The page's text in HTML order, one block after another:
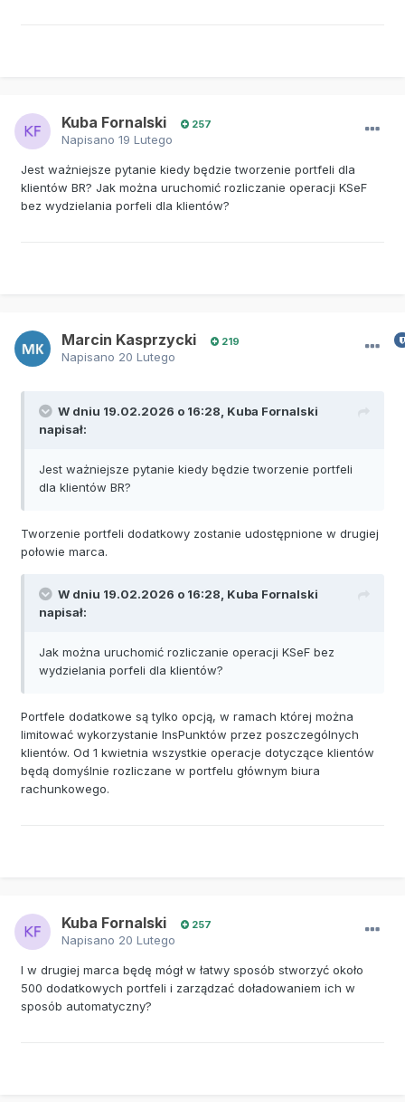
Kuba Fornalski 257
Napisano 19 Lutego
Jest ważniejsze pytanie kiedy będzie tworzenie portfeli dla
klientów BR? Jak można uruchomić rozliczanie operacji KSeF
bez wydzielania porfeli dla klientów?
Marcin Kasprzycki 219
Napisano 20 Lutego
W dniu 19.02.2026 o 16:28, Kuba Fornalski
napisał:
Jest ważniejsze pytanie kiedy będzie tworzenie portfeli
dla klientów BR?
Tworzenie portfeli dodatkowy zostanie udostępnione w drugiej
połowie marca.
W dniu 19.02.2026 o 16:28, Kuba Fornalski
napisał:
Jak można uruchomić rozliczanie operacji KSeF bez
wydzielania porfeli dla klientów?
Portfele dodatkowe są tylko opcją, w ramach której można
limitować wykorzystanie InsPunktów przez poszczególnych
klientów. Od 1 kwietnia wszystkie operacje dotyczące klientów
będą domyślnie rozliczane w portfelu głównym biura
rachunkowego.
Kuba Fornalski 257
Napisano 20 Lutego
I w drugiej marca będę mógł w łatwy sposób stworzyć około
500 dodatkowych portfeli i zarządzać doładowaniem ich w
sposób automatyczny?